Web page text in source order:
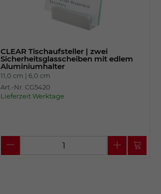
CLEAR Tischaufsteller | zwei
Sicherheitsglasscheiben mit edlem
Aluminiumhalter
11,0 cm | 6,0 cm
Art.-Nr. CG5420
Lieferzeit Werktage
Name
Laufzeit
Zweck